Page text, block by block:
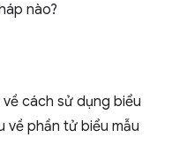
nào?
cách sử dụng biểu
về phần tử biểu mẫu